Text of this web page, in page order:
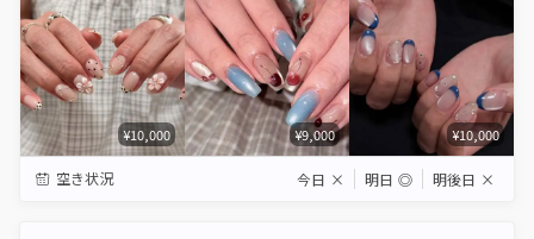
¥10,000 ¥9,000 ¥10,000
空き状況 今日 × 明日 ◎ 明後日 ×